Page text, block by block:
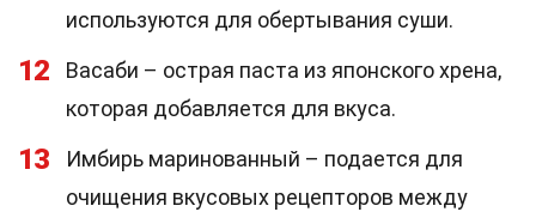
используются для обертывания суши.
12
Васаби – острая паста из японского хрена,
которая добавляется для вкуса.
13
Имбирь маринованный – подается для
очищения вкусовых рецепторов между